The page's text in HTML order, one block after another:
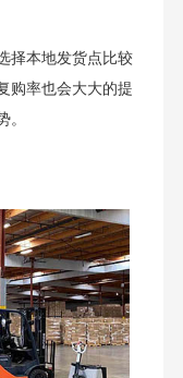
择本地发货点比较
购率也会大大的提
。